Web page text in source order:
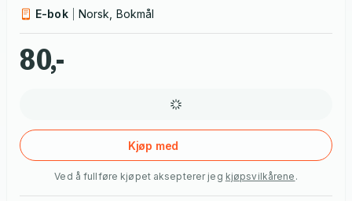
alle trenger han likevel Sapphire og de spesialdesignede
temperaturen, til tross for Patricks regel om aldri å blande
forretninger og fornøyelser. Så samarbeidet leder dem strake
E-bok Norsk, Bokmål
80,-
Kjøp med
Ved å fullføre kjøpet aksepterer jeg kjøpsvilkårene .